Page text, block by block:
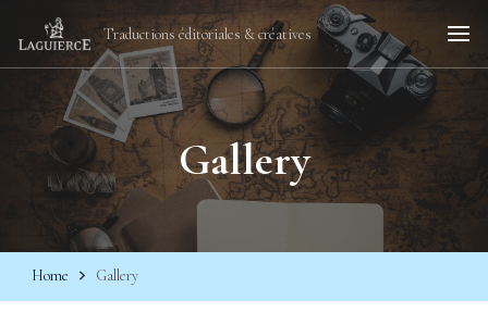
Traductions éditoriales & créatives
Gallery
Home Gallery